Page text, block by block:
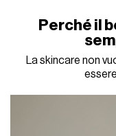
Perché il
La skincare non